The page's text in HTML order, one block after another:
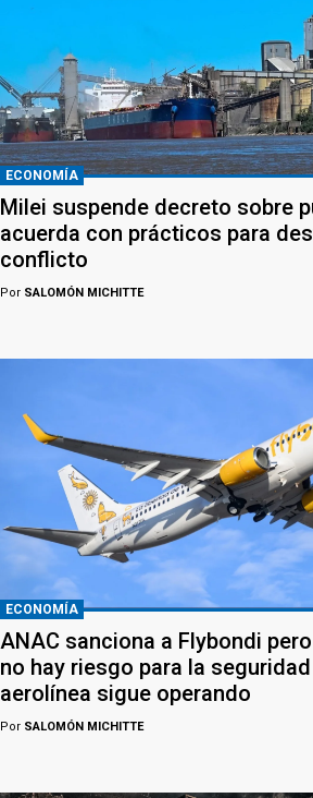
ECONOMÍA
Milei suspende decreto sobre
acuerda con prácticos para
conflicto
Por SALOMÓN MICHITTE
ECONOMÍA
ANAC sanciona a Flybondi
no hay riesgo para la
aerolínea sigue operando
Por SALOMÓN MICHITTE